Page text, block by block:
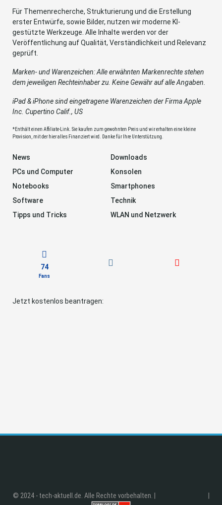
Für Themenrecherche, Strukturierung und die Erstellung
erster Entwürfe, sowie Bilder, nutzen wir moderne KI-
gestützte Werkzeuge. Alle Inhalte werden vor der
Veröffentlichung auf Qualität, Verständlichkeit und Relevanz
geprüft.
Marken- und Warenzeichen: Alle erwähnten Markenrechte stehen
dem jeweiligen Rechteinhaber zu. Keine Gewähr auf alle Angaben.
iPad & iPhone sind eingetragene Warenzeichen der Firma Apple
Inc. Cupertino Calif., US
*Enthält einen Affiliate-Link. Sie kaufen zum gewohnten Preis und wir erhalten eine kleine
Provision, mit der hier alles Finanziert wird. Danke für Ihre Unterstützung.
News
Downloads
PCs und Computer
Konsolen
Notebooks
Smartphones
Software
Technik
Tipps und Tricks
WLAN und Netzwerk
74
Fans
Jetzt kostenlos beantragen:
© 2024 - tech-aktuell.de. Alle Rechte vorbehalten. |